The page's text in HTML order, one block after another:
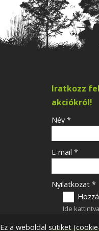
Iratkozz
akciókról!
-
-
-
Név*
E-mail*
Nyilatkozat*
Ide
Ez a weboldal sütiket